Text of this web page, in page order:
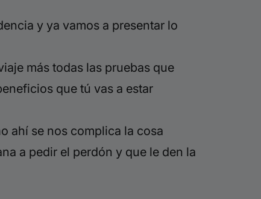
y ya vamos a presentar lo
más todas las pruebas que
que tú vas a estar
ahí se nos complica la cosa
a pedir el perdón y que le den la